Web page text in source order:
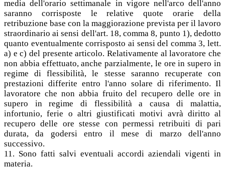
media dell'orario settimanale in vigore nell'arco dell'anno
saranno corrisposte le relative quote orarie della
retribuzione base con la maggiorazione prevista per il lavoro
straordinario ai sensi dell'art. 18, comma 8, punto 1), dedotto
quanto eventualmente corrisposto ai sensi del comma 3, lett.
a) e c) del presente articolo. Relativamente al lavoratore che
non abbia effettuato, anche parzialmente, le ore in supero in
regime di flessibilità, le stesse saranno recuperate con
prestazioni differite entro l'anno solare di riferimento. Il
lavoratore che non abbia fruito del recupero delle ore in
supero in regime di flessibilità a causa di malattia,
infortunio, ferie o altri giustificati motivi avrà diritto al
recupero delle ore stesse con permessi retribuiti di pari
durata, da godersi entro il mese di marzo dell'anno
successivo.
11. Sono fatti salvi eventuali accordi aziendali vigenti in
materia.